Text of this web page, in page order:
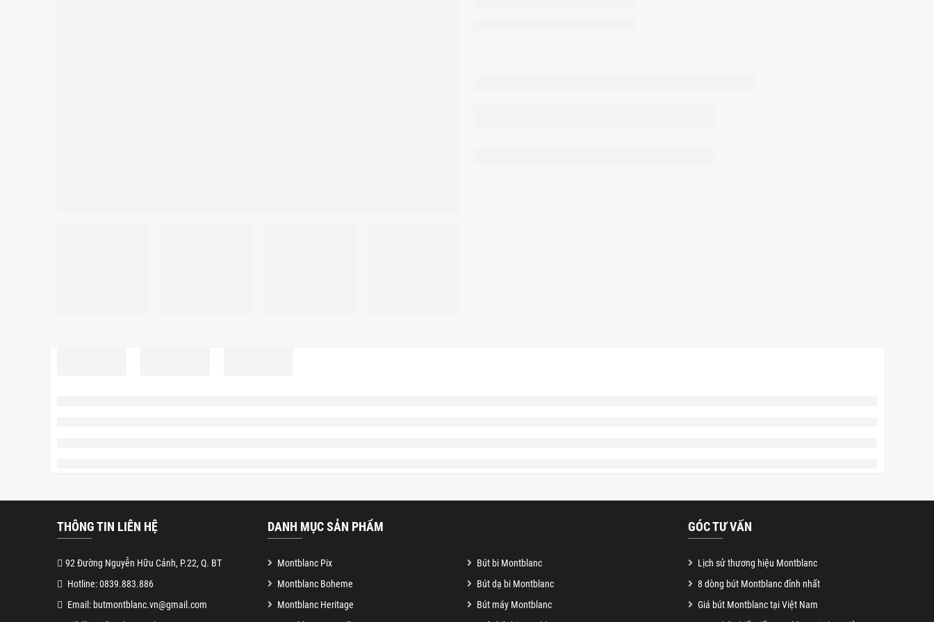
THÔNG TIN LIÊN HỆ
92 Đường Nguyễn Hữu Cảnh, P.22, Q. BT
Hotline: 0839.883.886
Email: butmontblanc.vn@gmail.com
DANH MỤC SẢN PHẨM
Montblanc Pix
Bút bi Montblanc
Montblanc Boheme
Bút dạ bi Montblanc
Montblanc Heritage
Bút máy Montblanc
GÓC TƯ VẤN
Lịch sử thương hiệu Montblanc
8 dòng bút Montblanc đỉnh nhất
Giá bút Montblanc tại Việt Nam